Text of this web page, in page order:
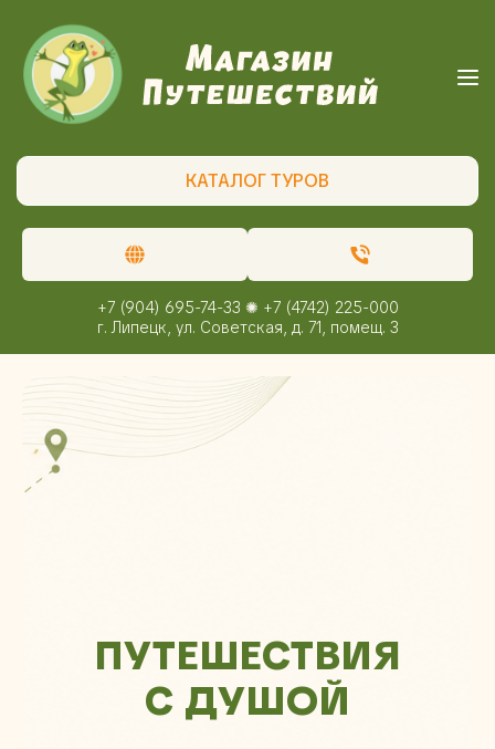
КАТАЛОГ ТУРОВ
+7 (904) 695-74-33 ✺ +7 (4742) 225-000
г. Липецк, ул. Советская, д. 71, помещ. 3
ПУТЕШЕСТВИЯ
С ДУШОЙ